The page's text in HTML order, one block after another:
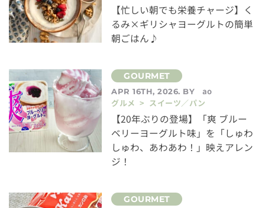
【忙しい朝でも栄養チャージ】く
るみ×ギリシャヨーグルトの簡単
朝ごはん♪
APR 16TH, 2026. BY
ao
グルメ > スイーツ／パン
【20年ぶりの登場】「爽 ブルー
ベリーヨーグルト味」を「しゅわ
しゅわ、あわあわ！」映えアレン
ジ！